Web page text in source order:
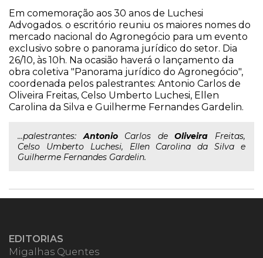
Em comemoração aos 30 anos de Luchesi
Advogados. o escritório reuniu os maiores nomes do
mercado nacional do Agronegócio para um evento
exclusivo sobre o panorama jurídico do setor. Dia
26/10, às 10h. Na ocasião haverá o lançamento da
obra coletiva "Panorama jurídico do Agronegócio",
coordenada pelos palestrantes: Antonio Carlos de
Oliveira Freitas, Celso Umberto Luchesi, Ellen
Carolina da Silva e Guilherme Fernandes Gardelin.
...palestrantes:AntonioCarlos deOliveira Freitas,
Celso Umberto Luchesi, Ellen Carolina da Silva e
Guilherme Fernandes Gardelin.
EDITORIAS
Migalhas Quentes